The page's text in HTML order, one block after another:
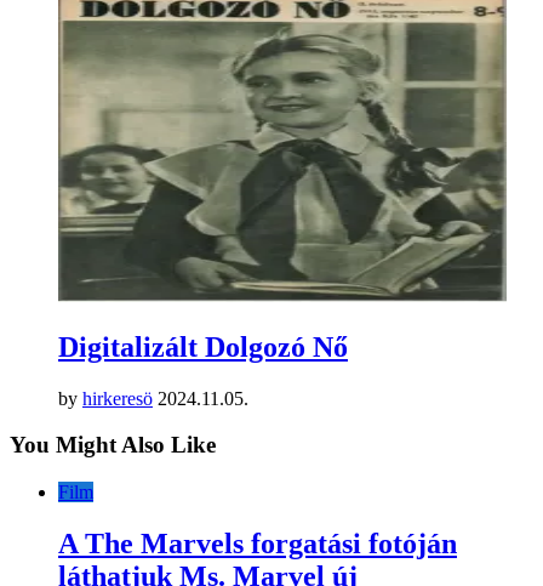
Digitalizált Dolgozó Nő
by hirkeresö 2024.11.05.
You Might Also Like
Film
A The Marvels forgatási fotóján
láthatjuk Ms. Marvel új